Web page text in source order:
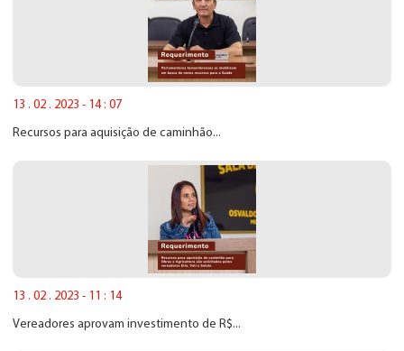
13 . 02 . 2023 - 14 : 07
Recursos para aquisição de caminhão...
13 . 02 . 2023 - 11 : 14
Vereadores aprovam investimento de R$...